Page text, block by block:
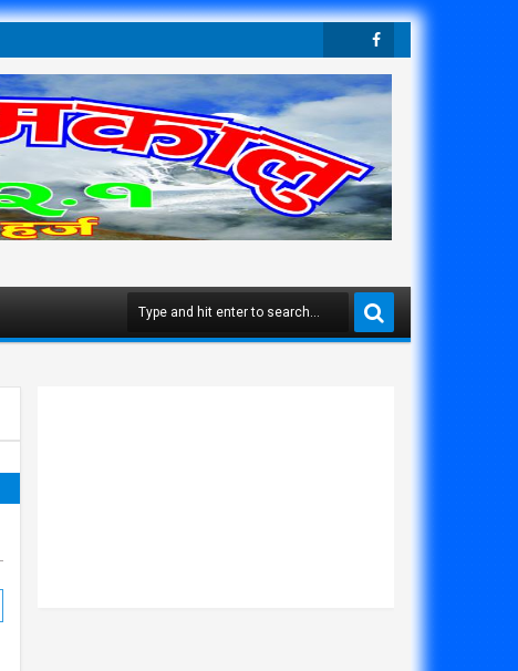
Face
K
Twit